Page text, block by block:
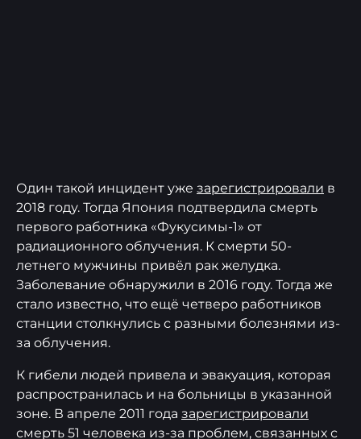
Один такой инцидент уже зарегистрировали в
2018 году. Тогда Япония подтвердила смерть
первого работника «Фукусимы-1» от
радиационного облучения. К смерти 50-
летнего мужчины привёл рак желудка.
Заболевание обнаружили в 2016 году. Тогда же
стало известно, что ещё четверо работников
станции столкнулись с разными болезнями из-
за облучения.
К гибели людей привела и эвакуация, которая
распространилась и на больницы в указанной
зоне. В апреле 2011 года зарегистрировали
смерть 51 человека из-за проблем, связанных с